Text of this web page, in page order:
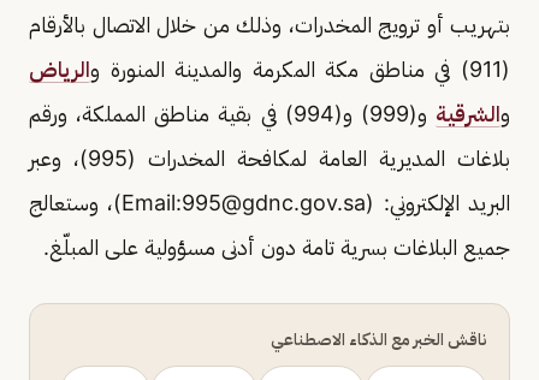
بتهريب أو ترويج المخدرات، وذلك من خلال الاتصال بالأرقام
(911) في مناطق مكة المكرمة والمدينة المنورة و
الرياض
والشرقية
و(999) و(994) في بقية مناطق المملكة، ورقم
بلاغات المديرية العامة لمكافحة المخدرات (995)، وعبر
البريد الإلكتروني: (Email:995@gdnc.gov.sa
)، وستعالج
جميع البلاغات بسرية تامة دون أدنى مسؤولية على المبلّغ.
ناقش الخبر مع الذكاء الاصطناعي